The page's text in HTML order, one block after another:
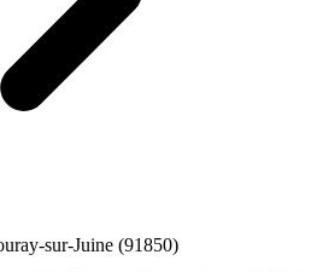
sur-Juine (91850)